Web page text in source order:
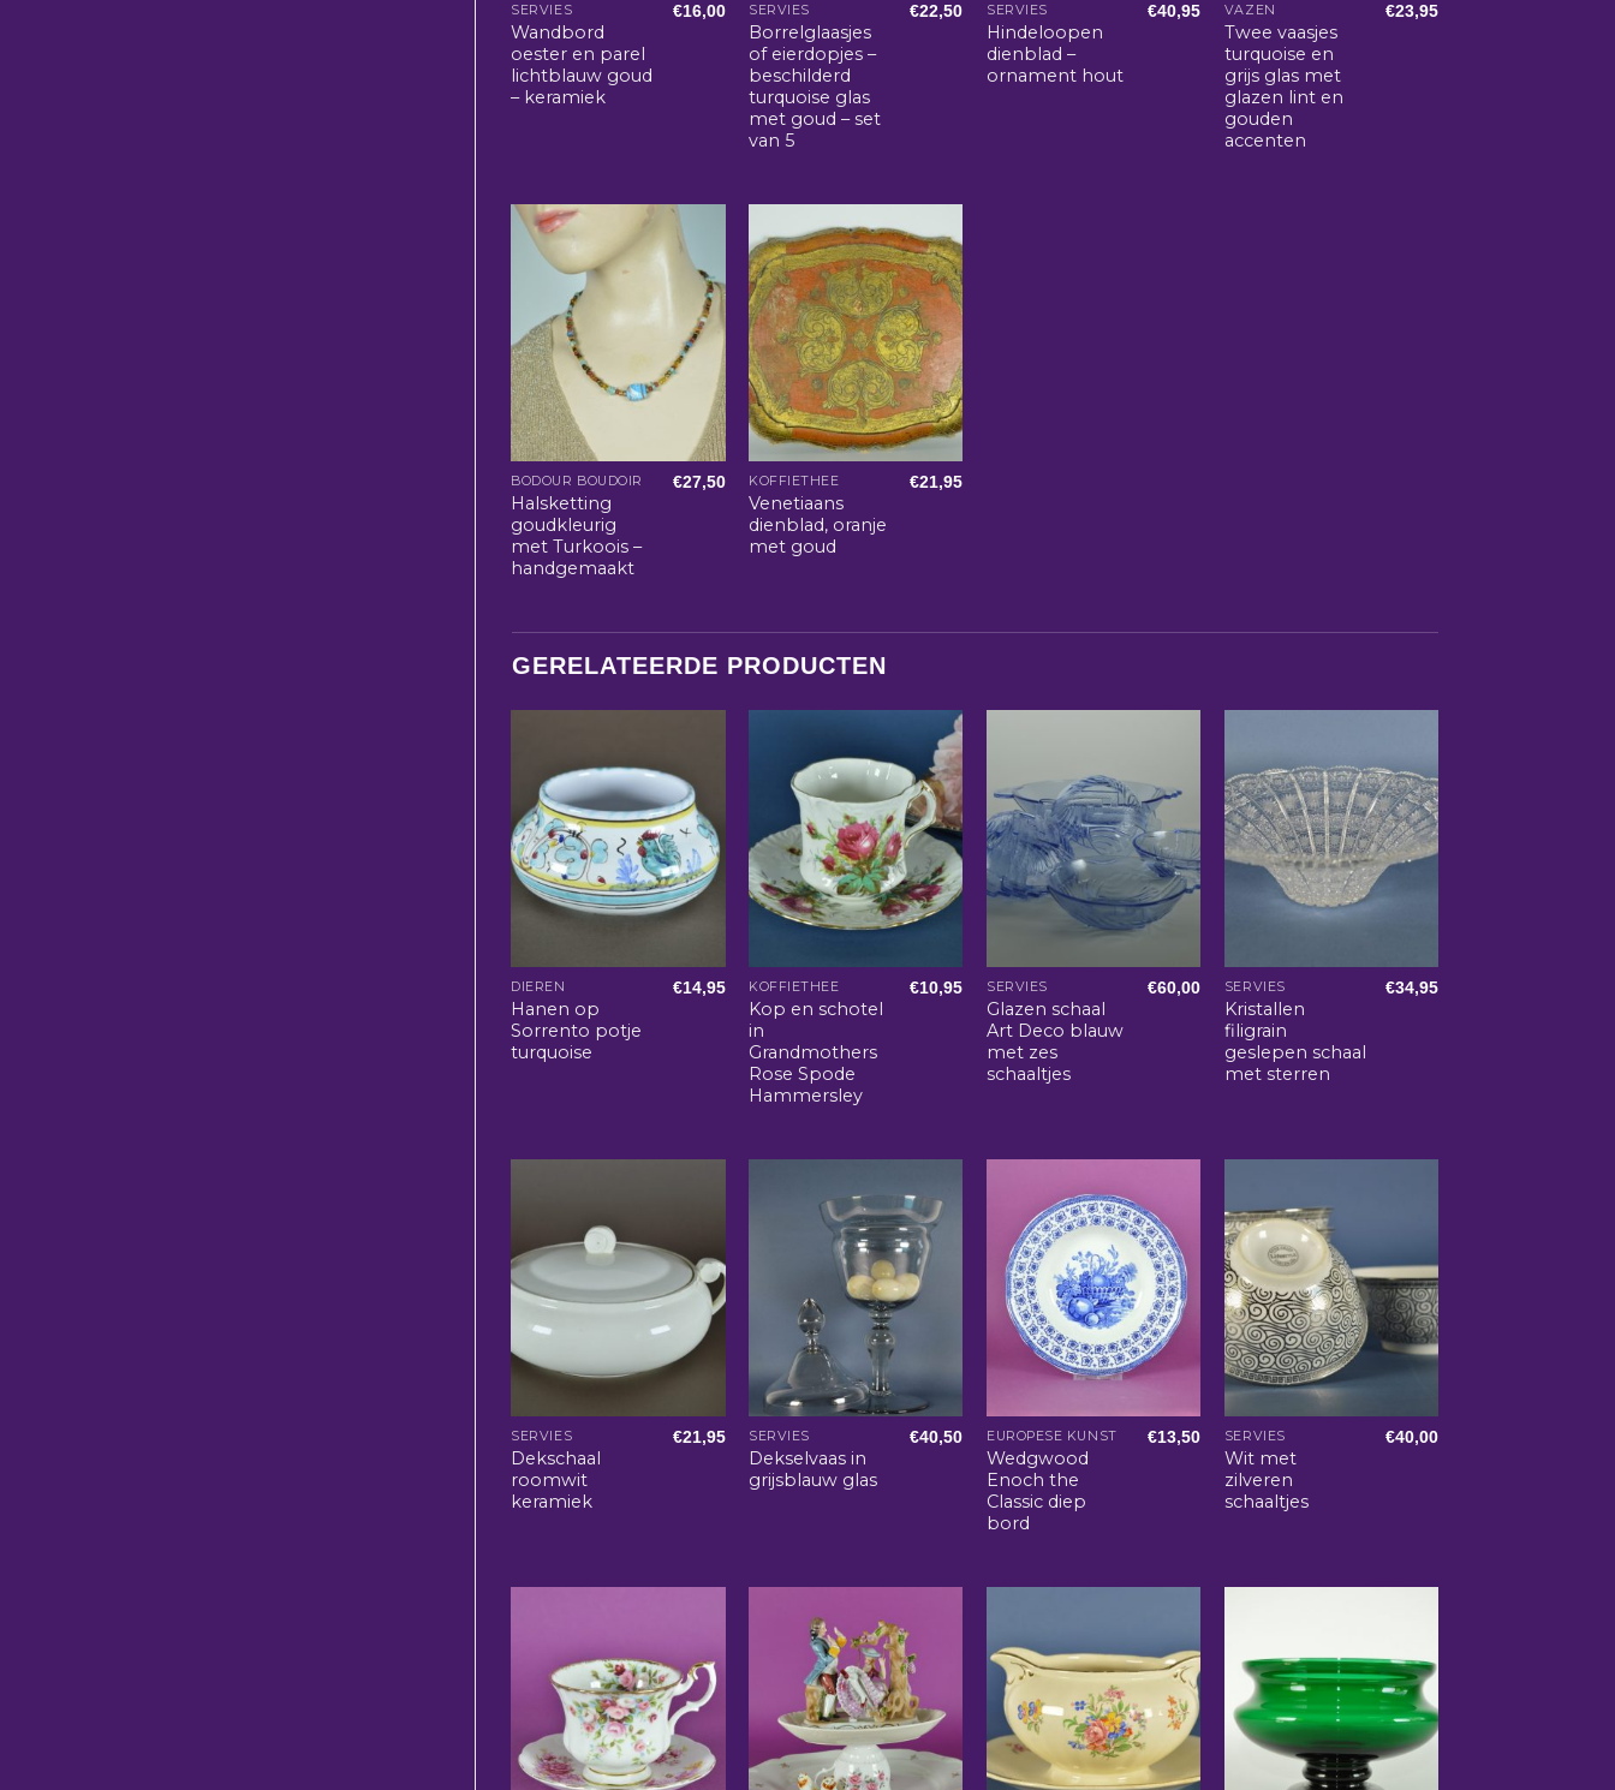
SERVIES
Wandbord
oester en parel
lichtblauw goud
– keramiek
€16,00 SERVIES
Borrelglaasjes
of eierdopjes –
beschilderd
turquoise glas
met goud – set
van 5
€22,50 SERVIES
Hindeloopen
dienblad –
ornament hout
€40,95 VAZEN
Twee vaasjes
turquoise en
grijs glas met
glazen lint en
gouden
accenten
€23,95
BODOUR BOUDOIR
Halsketting
goudkleurig
met Turkoois –
handgemaakt
€27,50 KOFFIETHEE
Venetiaans
dienblad, oranje
met goud
€21,95
GERELATEERDE PRODUCTEN
DIEREN
Hanen op
Sorrento potje
turquoise
€14,95 KOFFIETHEE
Kop en schotel
in
Grandmothers
Rose Spode
Hammersley
€10,95 SERVIES
Glazen schaal
Art Deco blauw
met zes
schaaltjes
€60,00 SERVIES
Kristallen
filigrain
geslepen schaal
met sterren
€34,95
SERVIES
Dekschaal
roomwit
keramiek
€21,95 SERVIES
Dekselvaas in
grijsblauw glas
€40,50 EUROPESE KUNST
Wedgwood
Enoch the
Classic diep
bord
€13,50 SERVIES
Wit met
zilveren
schaaltjes
€40,00